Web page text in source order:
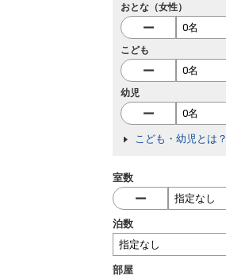
おとな（女性）
こども
幼児
こども・幼児とは？
室数
泊数
部屋